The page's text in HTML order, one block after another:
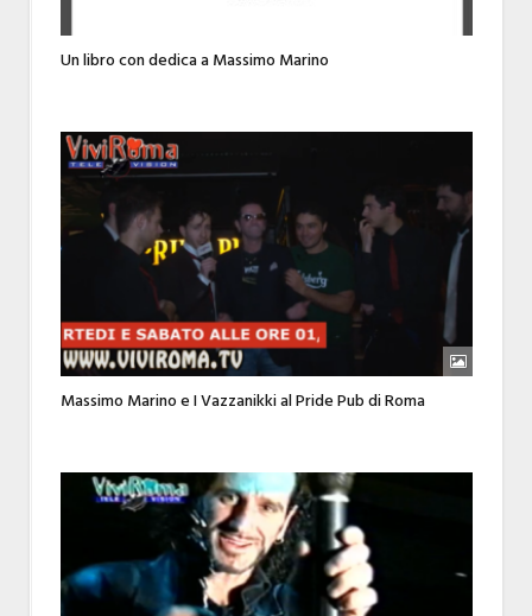
Un libro con dedica a Massimo Marino
Massimo Marino e I Vazzanikki al Pride Pub di Roma